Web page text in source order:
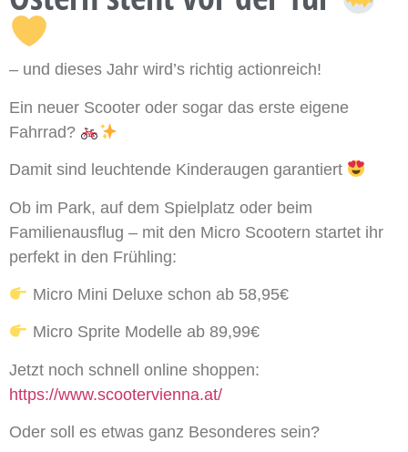
– und dieses Jahr wird’s richtig actionreich!
Ein neuer Scooter oder sogar das erste eigene
Fahrrad?
Damit sind leuchtende Kinderaugen garantiert
Ob im Park, auf dem Spielplatz oder beim
Familienausflug – mit den Micro Scootern startet ihr
perfekt in den Frühling:
Micro Mini Deluxe schon ab 58,95€
Micro Sprite Modelle ab 89,99€
Jetzt noch schnell online shoppen:
https://www.scootervienna.at/
Oder soll es etwas ganz Besonderes sein?